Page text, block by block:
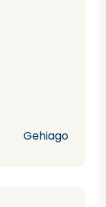
Gehiago